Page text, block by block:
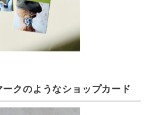
クのようなショップカード